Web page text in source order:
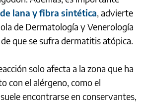
lana y fibra sintética, advierte
de Dermatología y Venerología
que se sufra dermatitis atópica.
solo afecta a la zona que ha
con el alérgeno, como el
encontrarse en conservantes,